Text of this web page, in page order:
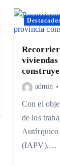
admin
Con el
de los
(IAPV),…